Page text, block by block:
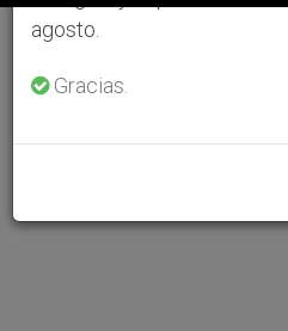
agosto.
Gracias.